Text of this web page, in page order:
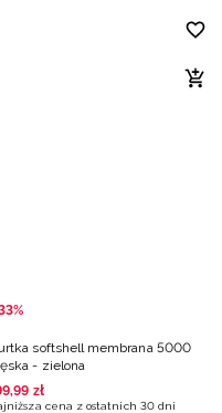
softshell membrana 5000
- zielona
,99 zł
cena z ostatnich 30 dni